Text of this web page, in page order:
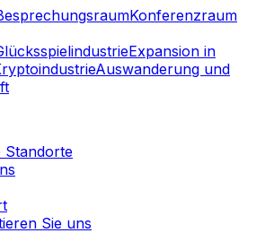
Konferenzraum
Expansion in
Auswanderung und
Standorte
Sie uns